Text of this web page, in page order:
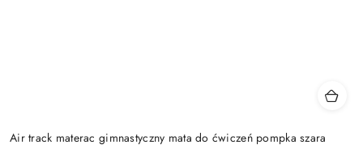
Air track materac gimnastyczny mata do ćwiczeń pompka szara